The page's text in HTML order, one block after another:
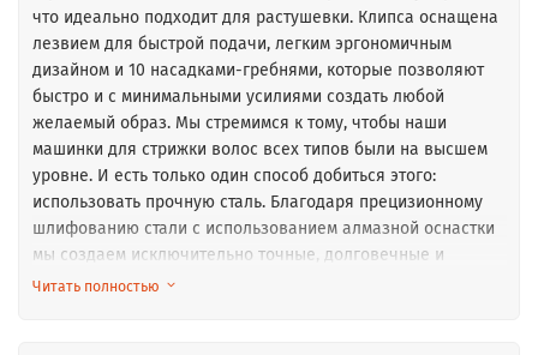
что идеально подходит для растушевки. Клипса оснащена
лезвием для быстрой подачи, легким эргономичным
дизайном и 10 насадками-гребнями, которые позволяют
быстро и с минимальными усилиями создать любой
желаемый образ. Мы стремимся к тому, чтобы наши
машинки для стрижки волос всех типов были на высшем
уровне. И есть только один способ добиться этого:
использовать прочную сталь. Благодаря прецизионному
шлифованию стали с использованием алмазной оснастки
мы создаем исключительно точные, долговечные и
эффективные лезвия. С помощью бокового конического
Читать полностью